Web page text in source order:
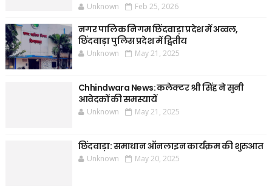
Unknown Feb 25, 2026
नगर पालिक निगम छिंदवाड़ा प्रदेश में अव्वल,
छिंदवाड़ा पुलिस प्रदेश में द्वितीय
Unknown May 21, 2025
Chhindwara News: कलेक्टर श्री सिंह ने सुनी
आवेदकों की समस्यायें
Unknown May 21, 2025
छिंदवाड़ा: समाधान ऑनलाइन कार्यक्रम की शुरुआत
Unknown May 20, 2025